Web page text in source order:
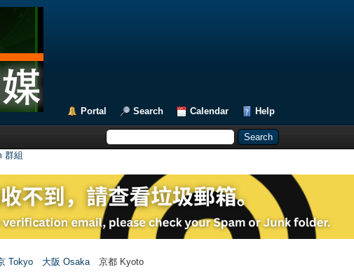
Portal Search Calendar Help
群組
Tokyo 大阪 Osaka 京都 Kyoto